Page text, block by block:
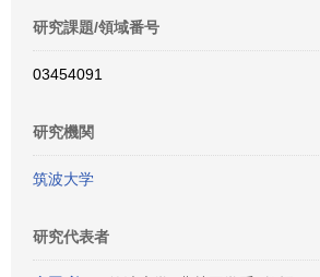
研究課題/領域番号
03454091
研究機関
筑波大学
研究代表者